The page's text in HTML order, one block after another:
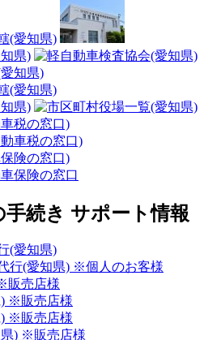
(愛知県)
県)
知県)
県)
税の窓口)
険の窓口)
続き サポート情報
(愛知県)
販売店様
) ※販売店様